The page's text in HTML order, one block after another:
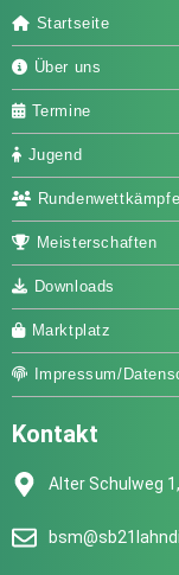
Startseite
Über uns
Termine
Jugend
Rundenwettkämpfe
Meisterschaften
Downloads
Marktplatz
Impressum/
Kontakt
Alter Schulweg